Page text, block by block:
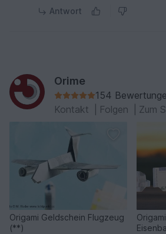
Antwort
Orime
154
Kontakt
Folgen Zum
Origami Geldschein Flugzeug
(**)